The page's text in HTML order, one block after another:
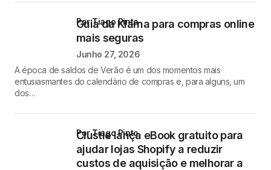
Guia da Klarna para compras online
mais seguras
por Tiago Pinto
Junho 27, 2026
A época de saldos de Verão é um dos momentos mais
entusiasmantes do calendário de compras e, para alguns, um
dos…
Clustie lança eBook gratuito para
ajudar lojas Shopify a reduzir
custos de aquisição e melhorar a
por Tiago Pinto